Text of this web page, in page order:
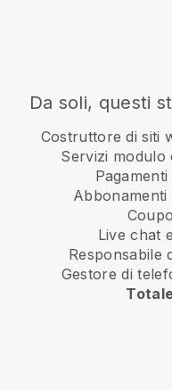
Da soli, questi
Costruttore di siti
Servizi modulo
Live chat
Responsabile
Gestore di